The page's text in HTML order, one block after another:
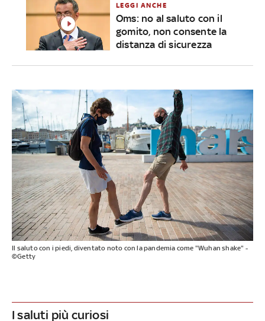
LEGGI ANCHE
Oms: no al saluto con il
gomito, non consente la
distanza di sicurezza
Il saluto con i piedi, diventato noto con la pandemia come "Wuhan shake" -
©Getty
I saluti più curiosi